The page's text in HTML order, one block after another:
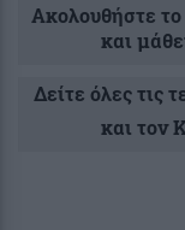
Ακολουθήστε το
και
Δείτε όλες τις
και τον